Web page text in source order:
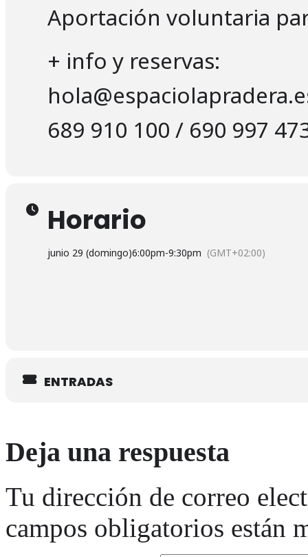
Aportación voluntaria
+ info y reservas:
689 910 100 / 690 997
Horario
junio 29 (domingo)6:00pm-9:30pm (GMT+02:00)
ENTRADAS
Deja una respuesta
Tu dirección de correo
campos obligatorios están